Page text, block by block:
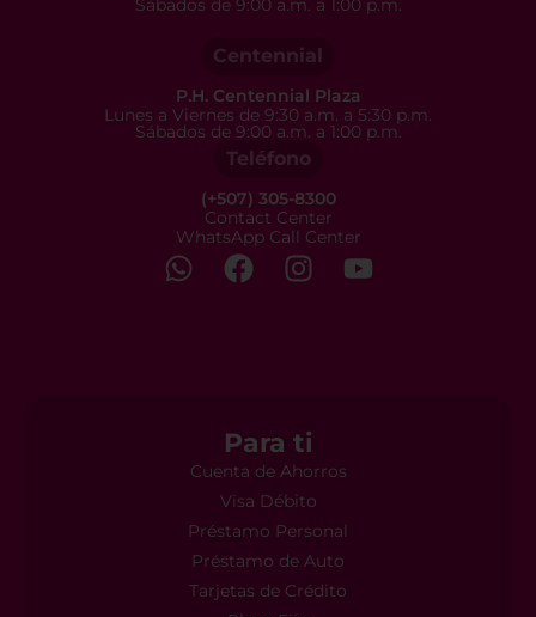
Sábados de 9:00 a.m. a 1:00 p.m.
Centennial
P.H. Centennial Plaza
Lunes a Viernes de 9:30 a.m. a 5:30 p.m.
Sábados de 9:00 a.m. a 1:00 p.m.
Teléfono
(+507) 305-8300
Contact Center
WhatsApp Call Center
Para ti
Cuenta de Ahorros
Visa Débito
Préstamo Personal
Préstamo de Auto
Tarjetas de Crédito